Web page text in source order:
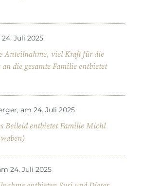
Juli 2025
Anteilnahme, viel Kraft für die
an die gesamte Familie entbietet
am 24. Juli 2025
Beileid entbietet Familie Michl
24. Juli 2025